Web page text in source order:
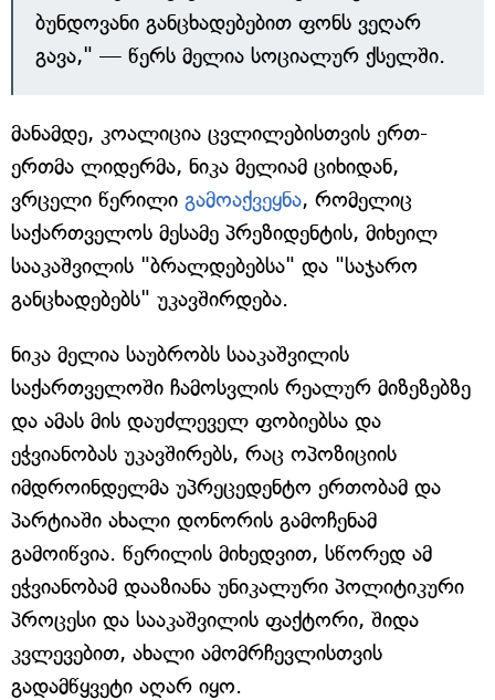
ბუნდოვანი განცხადებებით ფონს ვეღარ
გავა," — წერს მელია სოციალურ ქსელში.
მანამდე, კოალიცია ცვლილებისთვის ერთ-
ერთმა ლიდერმა, ნიკა მელიამ ციხიდან,
ვრცელი წერილი გამოაქვეყნა, რომელიც
საქართველოს მესამე პრეზიდენტის, მიხეილ
სააკაშვილის "ბრალდებებსა" და "საჯარო
განცხადებებს" უკავშირდება.
ნიკა მელია საუბრობს სააკაშვილის
საქართველოში ჩამოსვლის რეალურ მიზეზებზე
და ამას მის დაუძლეველ ფობიებსა და
ეჭვიანობას უკავშირებს, რაც ოპოზიციის
იმდროინდელმა უპრეცედენტო ერთობამ და
პარტიაში ახალი დონორის გამოჩენამ
გამოიწვია. წერილის მიხედვით, სწორედ ამ
ეჭვიანობამ დააზიანა უნიკალური პოლიტიკური
პროცესი და სააკაშვილის ფაქტორი, შიდა
კვლევებით, ახალი ამომრჩევლისთვის
გადამწყვეტი აღარ იყო.